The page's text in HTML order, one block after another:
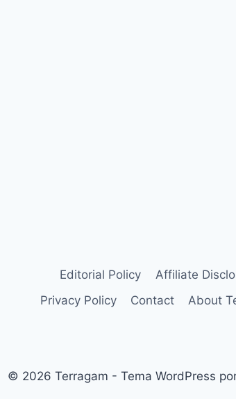
Editorial Policy
Affiliate
Privacy Policy
Contact About
© 2026 Terragam - Tema WordPress